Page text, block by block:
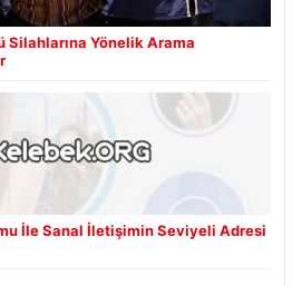
Yönelik Arama
İle Sanal İletişimin Seviyeli Adresi